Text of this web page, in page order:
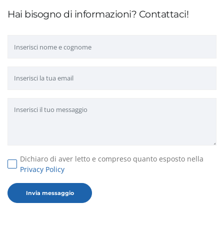
Hai bisogno di informazioni? Contattaci!
Dichiaro di aver letto e compreso quanto esposto nella
Privacy Policy